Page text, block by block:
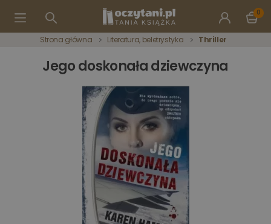
0
Strona główna Literatura, beletrystyka Thriller
Jego doskonała dziewczyna